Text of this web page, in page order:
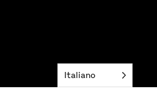
Italiano